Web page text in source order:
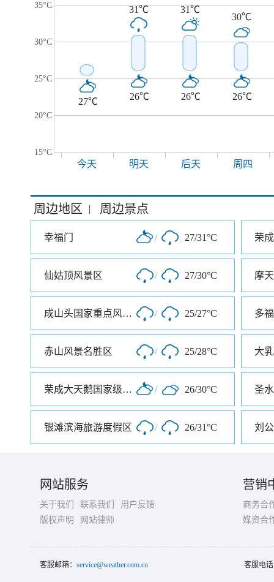
35°C
30°C
25°C
20°C
15°C
27℃
31℃
26℃
31℃
26℃
30℃
26℃
今天 明天 后天 周四
周边地区 | 周边景点
幸福门 / 27/31°C 荣
仙姑顶风景区 / 27/30°C
成山头国家重点风景名胜区 / 25/27°C 多
赤山风景名胜区 / 25/28°C
荣成大天鹅国家级自然保护区 / 26/30°C 圣
银滩滨海旅游度假区 / 26/31°C 刘
网站服务
关于我们 联系我们
用户反馈
版权声明
网站律师
营销
商务合
媒资合
客服邮箱： service@weather.com.cn 客服电